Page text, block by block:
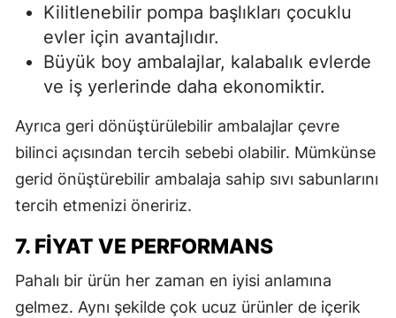
Kilitlenebilir pompa başlıkları çocuklu
evler için avantajlıdır.
Büyük boy ambalajlar, kalabalık evlerde
ve iş yerlerinde daha ekonomiktir.
Ayrıca geri dönüştürülebilir ambalajlar çevre
bilinci açısından tercih sebebi olabilir. Mümkünse
gerid önüştürebilir ambalaja sahip sıvı sabunlarını
tercih etmenizi öneririz.
7. FIYAT VE PERFORMANS
Pahalı bir ürün her zaman en iyisi anlamına
gelmez. Aynı şekilde çok ucuz ürünler de içerik